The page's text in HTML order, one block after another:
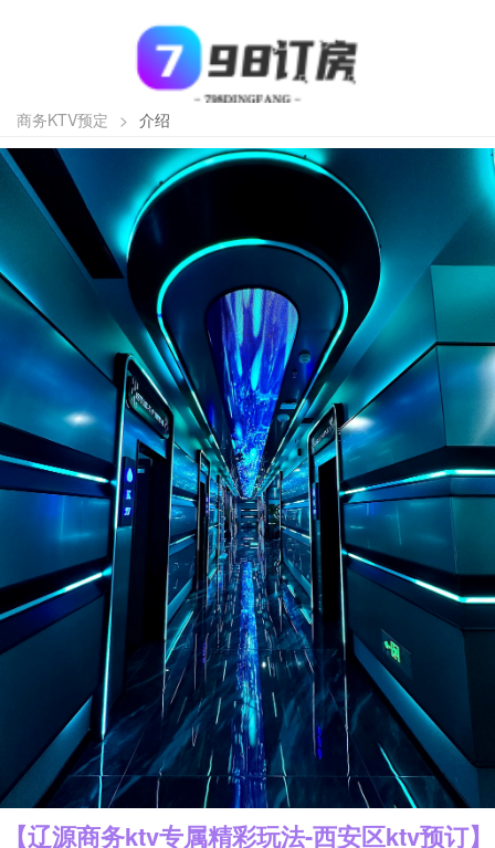
商务KTV预定 > 介绍
【辽源商务ktv专属精彩玩法-西安区ktv预订】